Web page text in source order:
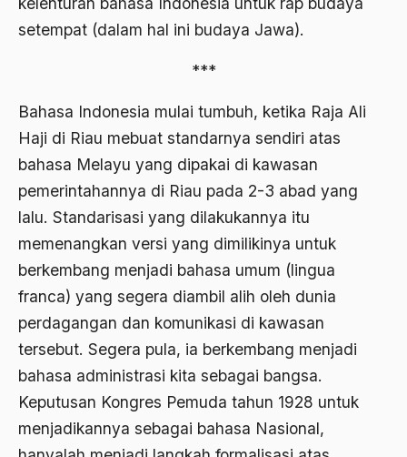
setempat (dalam hal ini budaya Jawa).
***
Bahasa Indonesia mulai tumbuh, ketika Raja Ali
Haji di Riau mebuat standarnya sendiri atas
bahasa Melayu yang dipakai di kawasan
pemerintahannya di Riau pada 2-3 abad yang
lalu. Standarisasi yang dilakukannya itu
memenangkan versi yang dimilikinya untuk
berkembang menjadi bahasa umum (lingua
franca) yang segera diambil alih oleh dunia
perdagangan dan komunikasi di kawasan
tersebut. Segera pula, ia berkembang menjadi
bahasa administrasi kita sebagai bangsa.
Keputusan Kongres Pemuda tahun 1928 untuk
menjadikannya sebagai bahasa Nasional,
Ahli
ahli fikih
Ahli waris
ahlul sunnah wal jamaah
Ahlussunnah Wal jamaah
Ahmad Benbella
Ahmad Daudy
Ahmad Dhani
Ahmad Hasan Rurbi
Ahmad Syafi’i Ma’arif